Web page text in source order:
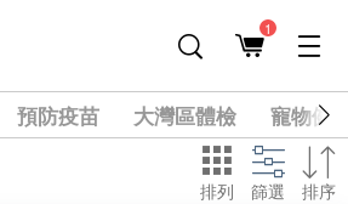
1
預防疫苗 大灣區體檢
寵物健
排列 篩選 排序